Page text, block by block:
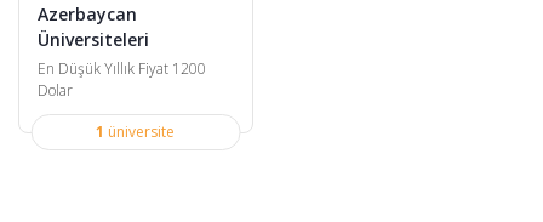
Azerbaycan
Üniversiteleri
En Düşük Yıllık Fiyat 1200
Dolar
1 üniversite